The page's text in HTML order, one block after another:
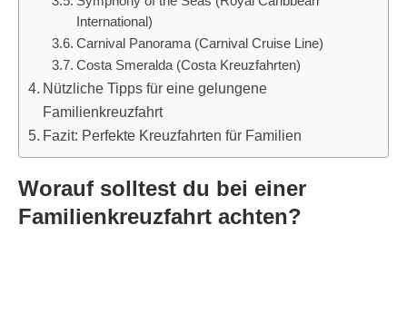
International)
Carnival Panorama (Carnival Cruise Line)
Costa Smeralda (Costa Kreuzfahrten)
Nützliche Tipps für eine gelungene
Familienkreuzfahrt
Fazit: Perfekte Kreuzfahrten für Familien
Worauf solltest du bei einer
Familienkreuzfahrt achten?